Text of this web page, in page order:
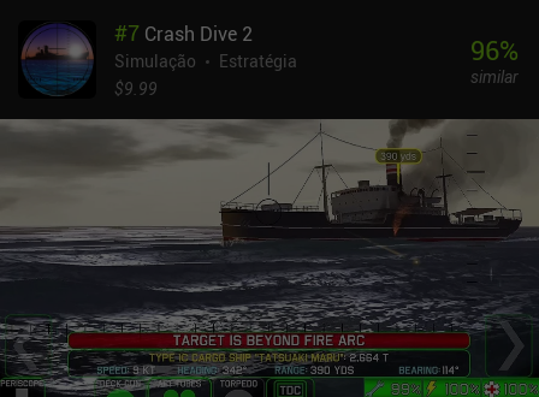
#7 Crash Dive 2
Simulação
Estratégia
$9.99
96%
similar